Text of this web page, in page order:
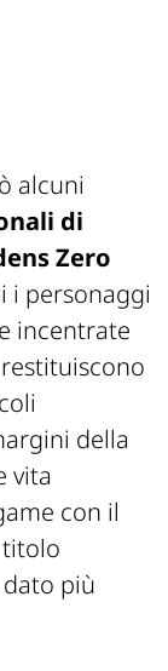
alcuni
di
Zero
i personaggi
incentrate
della
vita
con il
dato più